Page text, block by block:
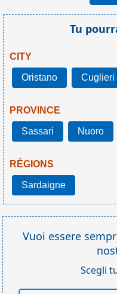
Tu
CITY
Oristano Cuglieri
PROVINCE
Sassari Nuoro
RÉGIONS
Sardaigne
Vuoi essere
Scegli